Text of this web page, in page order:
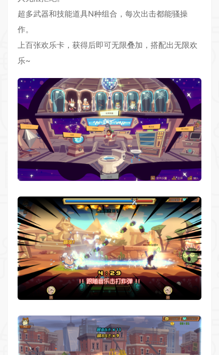
超多武器和技能道具N种组合，每次出击都能骚操
作。
上百张欢乐卡，获得后即可无限叠加，搭配出无限欢
乐~